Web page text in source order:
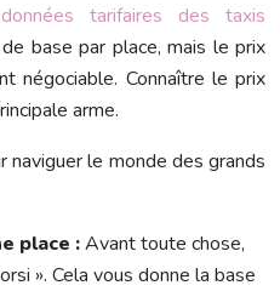
données tarifaires des taxis
base par place, mais le prix
négociable. Connaître le prix
arme.
le monde des grands
place :Avant toute chose,
». Cela vous donne la base